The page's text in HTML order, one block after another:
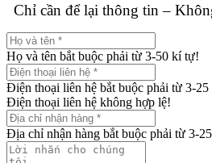
Chỉ cần để lại thông tin –
Họ và tên bắt buộc phải từ 3-50 kí tự!
Điện thoại liên hệ bắt buộc phải từ 3-
Điện thoại liên hệ không hợp lệ!
Địa chỉ nhận hàng bắt buộc phải từ 3-